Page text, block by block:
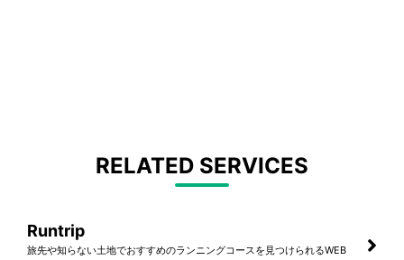
RELATED SERVICES
Runtrip
旅先や知らない土地でおすすめのランニングコースを見つけられるWEB